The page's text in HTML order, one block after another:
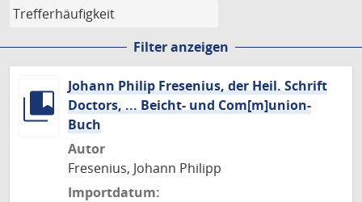
Filter anzeigen
Johann Philip Fresenius, der Heil. Schrift
Doctors, ... Beicht- und Com[m]union-
Buch
Autor
Fresenius, Johann Philipp
Importdatum: